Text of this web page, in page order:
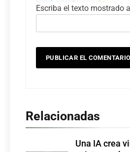
Escriba el texto mostrado
Relacionadas
Una IA crea